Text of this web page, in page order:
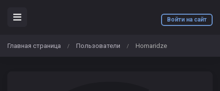
Войти на сайт
Главная страница / Пользователи / Homaridze